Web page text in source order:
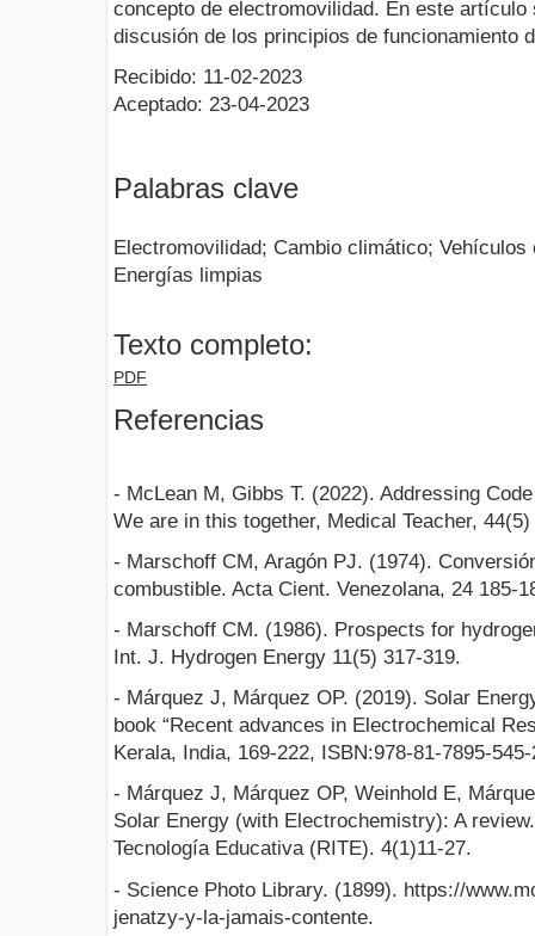
concepto de electromovilidad. En este artículo
discusión de los principios de funcionamiento
Recibido: 11-02-2023
Aceptado: 23-04-2023
Palabras clave
Electromovilidad; Cambio climático;
Energías limpias
Texto completo:
PDF
Referencias
- McLean M, Gibbs T. (2022). Addressing
We are in this together, Medical Teacher,
- Marschoff CM, Aragón PJ. (1974).
combustible. Acta Cient. Venezolana, 24 185-
- Marschoff CM. (1986). Prospects for
Int. J. Hydrogen Energy 11(5) 317-319.
- Márquez J, Márquez OP. (2019). Solar
book “Recent advances in Electrochemical
Kerala, India, 169-222, ISBN:978-81-7895-
- Márquez J, Márquez OP, Weinhold E,
Solar Energy (with Electrochemistry): A
Tecnología Educativa (RITE). 4(1)11-27.
- Science Photo Library. (1899). https://
jenatzy-y-la-jamais-contente.